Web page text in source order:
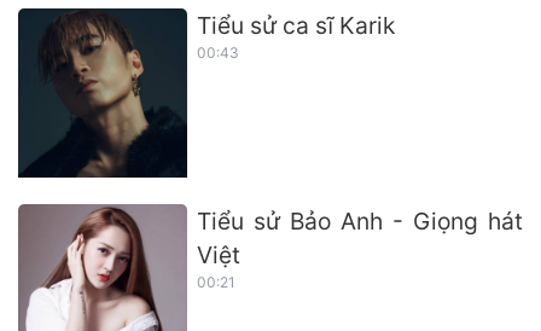
Tiểu sử ca sĩ Karik
00:43
Tiểu sử Bảo Anh - Giọng hát
Việt
00:21